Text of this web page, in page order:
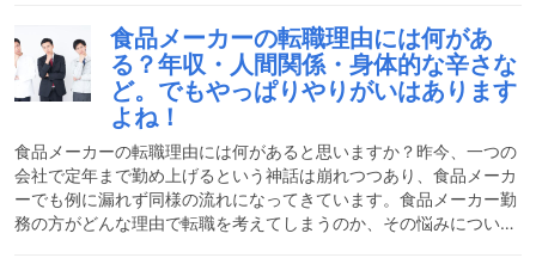
食品メーカーの転職理由には何があ
る？年収・人間関係・身体的な辛さな
ど。でもやっぱりやりがいはあります
よね！
食品メーカーの転職理由には何があると思いますか？昨今、一つの
会社で定年まで勤め上げるという神話は崩れつつあり、食品メーカ
ーでも例に漏れず同様の流れになってきています。食品メーカー勤
務の方がどんな理由で転職を考えてしまうのか、その悩みについて